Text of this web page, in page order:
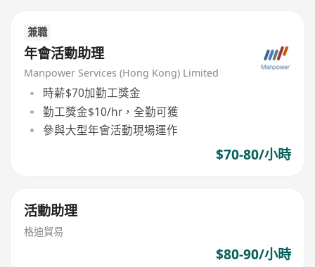
兼職
年會活動助理
Manpower Services (Hong Kong) Limited
時薪$70加勤工獎金
勤工獎金$10/hr，全勤可獲
參與大型年會活動現場運作
$70-80/小時
活動助理
格迪貿易
$80-90/小時